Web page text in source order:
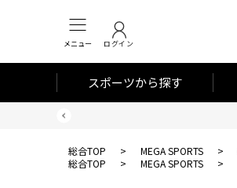
メニュー ログイン
スポーツから探す
総合TOP > MEGA SPORTS >
総合TOP
> MEGA SPORTS >